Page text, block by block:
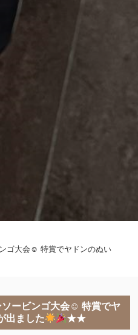
ゴ大会☺ 特賞でヤドンのぬい
ービンゴ大会☺ 特賞でヤ
出ました
★★